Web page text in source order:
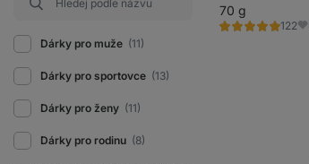
Dárky pro muže (11)
Dárky pro sportovce (13)
Dárky pro ženy (11)
Dárky pro rodinu (8)
70 g
122
Hodnocení